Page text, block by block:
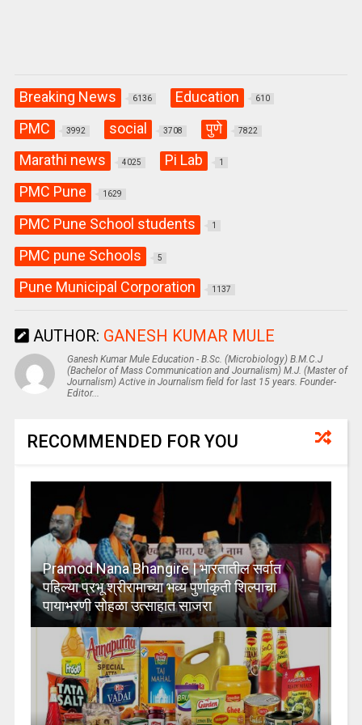
Breaking News 6136 Education 610
PMC 3992 social 3708 पुणे 7822
Marathi news 4025 Pi Lab 1
PMC Pune 1629
PMC Pune School students 1
PMC pune Schools 5
Pune Municipal Corporation 1137
AUTHOR: GANESH KUMAR MULE
Ganesh Kumar Mule Education - B.Sc. (Microbiology) B.M.C.J
(Bachelor of Mass Communication and Journalism) M.J. (Master of
Journalism) Active in Journalism field for last 15 years. Founder-
Editor...
RECOMMENDED FOR YOU
Pramod Nana Bhangire | भारतातील सर्वात
पहिल्या प्रभू श्रीरामाच्या भव्य पुर्णाकृती शिल्पाचा
पायाभरणी सोहळा उत्साहात साजरा